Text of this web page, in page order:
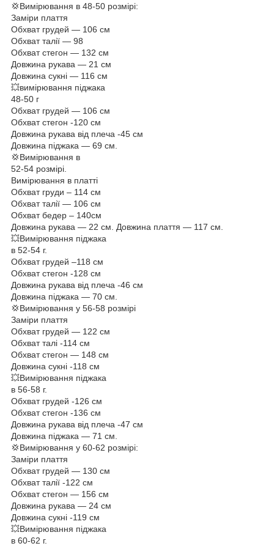
💢Вимірювання в 48-50 розмірі:
Заміри плаття
Обхват грудей — 106 см
Обхват талії — 98
Обхват стегон — 132 см
Довжина рукава — 21 см
Довжина сукні — 116 см
💥вимірювання піджака
48-50 г
Обхват грудей — 106 см
Обхват стегон -120 см
Довжина рукава від плеча -45 см
Довжина піджака — 69 см.
💢Вимірювання в
52-54 розмірі.
Вимірювання в платті
Обхват груди – 114 см
Обхват талії — 106 см
Обхват бедер – 140см
Довжина рукава — 22 см. Довжина плаття — 117 см.
💥Вимірювання піджака
в 52-54 г.
Обхват грудей –118 см
Обхват стегон -128 см
Довжина рукава від плеча -46 см
Довжина піджака — 70 см.
💢Вимірювання у 56-58 розмірі
Заміри плаття
Обхват грудей — 122 см
Обхват талі -114 см
Обхват стегон — 148 см
Довжина сукні -118 см
💥Вимірювання піджака
в 56-58 г.
Обхват грудей -126 см
Обхват стегон -136 см
Довжина рукава від плеча -47 см
Довжина піджака — 71 см.
💢Вимірювання у 60-62 розмірі:
Заміри плаття
Обхват грудей — 130 см
Обхват талії -122 см
Обхват стегон — 156 см
Довжина рукава — 24 см
Довжина сукні -119 см
💥Вимірювання піджака
в 60-62 г.